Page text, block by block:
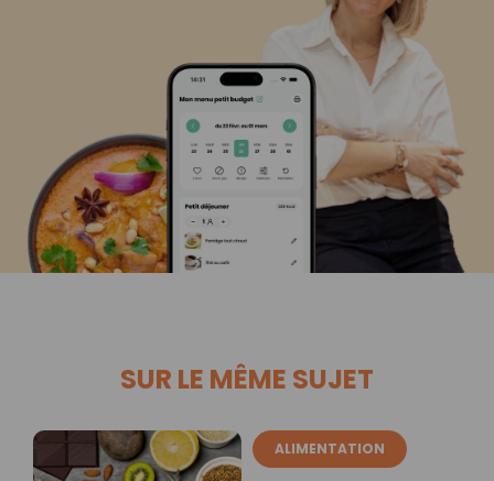
SUR LE MÊME SUJET
ALIMENTATION